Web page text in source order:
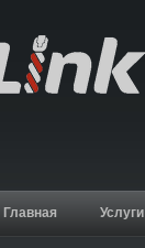
Главная Услуги